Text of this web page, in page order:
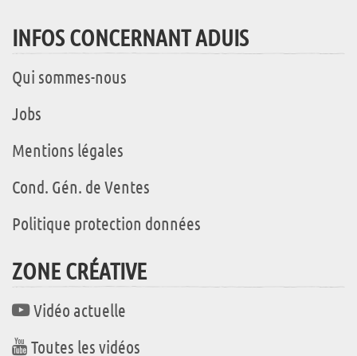
INFOS CONCERNANT ADUIS
Qui sommes-nous
Jobs
Mentions légales
Cond. Gén. de Ventes
Politique protection données
ZONE CRÉATIVE
Vidéo actuelle
Toutes les vidéos